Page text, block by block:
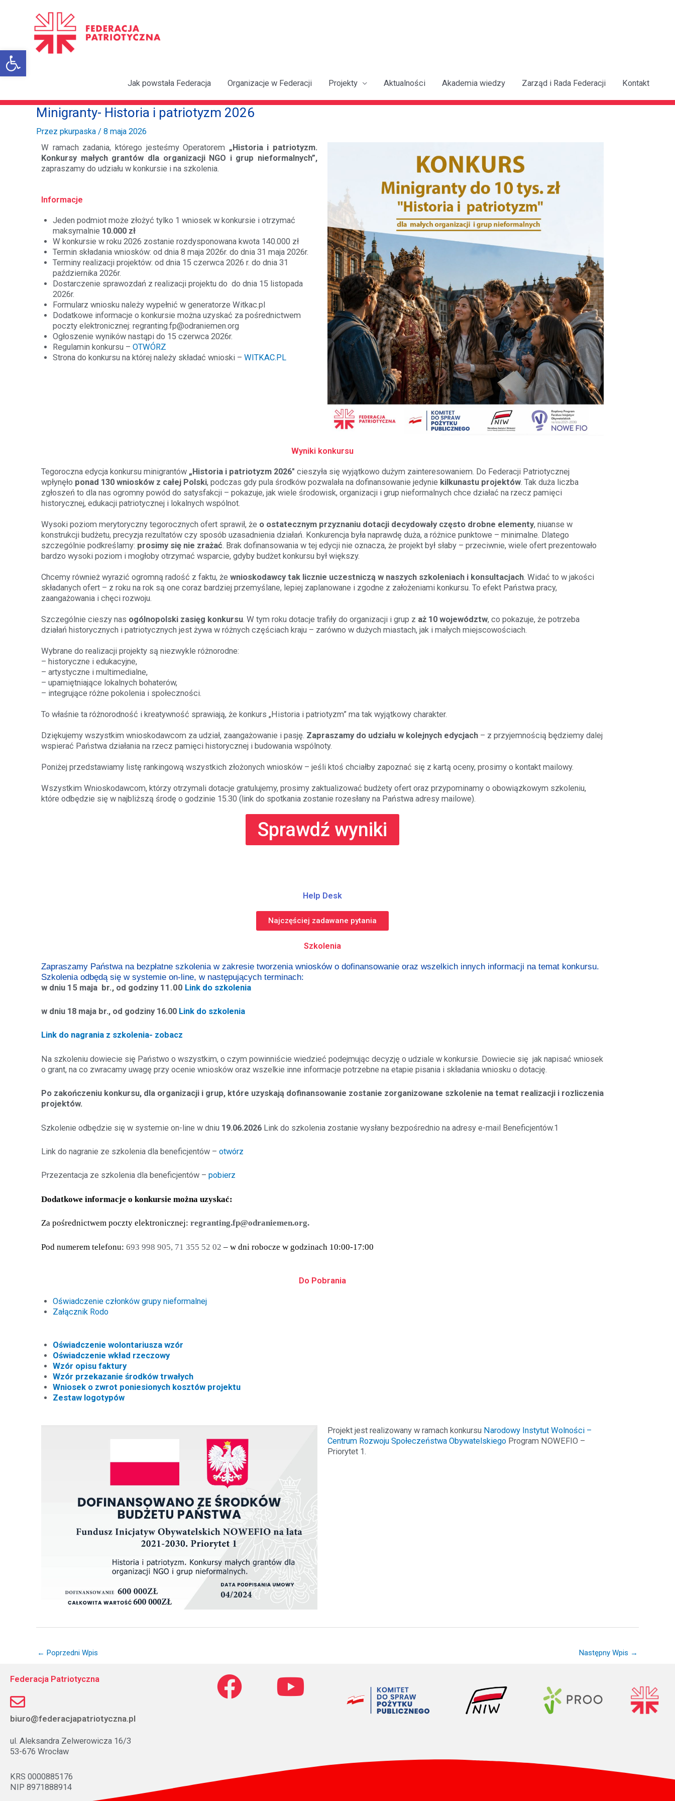
Otwórz pasek narzędzi
Jak powstała Federacja Organizacje w Federacji Projekty Aktualności Akademia wiedzy Zarząd i Rada Federacji Kontakt
Minigranty- Historia i patriotyzm 2026
Przez pkurpaska / 8 maja 2026
W ramach zadania, którego jesteśmy Operatorem „Historia i patriotyzm.
Konkursy małych grantów dla organizacji NGO i grup nieformalnych”,
zapraszamy do udziału w konkursie i na szkolenia.
Informacje
Jeden podmiot może złożyć tylko 1 wniosek w konkursie i otrzymać
maksymalnie 10.000 zł
W konkursie w roku 2026 zostanie rozdysponowana kwota 140.000 zł
Termin składania wniosków: od dnia 8 maja 2026r. do dnia 31 maja 2026r.
Terminy realizacji projektów: od dnia 15 czerwca 2026 r. do dnia 31
października 2026r.
Dostarczenie sprawozdań z realizacji projektu do do dnia 15 listopada
2026r.
Formularz wniosku należy wypełnić w generatorze Witkac.pl
Dodatkowe informacje o konkursie można uzyskać za pośrednictwem
poczty elektronicznej: regranting.fp@odraniemen.org
Ogłoszenie wyników nastąpi do 15 czerwca 2026r.
Regulamin konkursu – OTWÓRZ
Strona do konkursu na której należy składać wnioski – WITKAC.PL
Wyniki konkursu
Tegoroczna edycja konkursu minigrantów „Historia i patriotyzm 2026″ cieszyła się wyjątkowo dużym zainteresowaniem. Do Federacji Patriotycznej
wpłynęło ponad 130 wniosków z całej Polski, podczas gdy pula środków pozwalała na dofinansowanie jedynie kilkunastu projektów. Tak duża liczba
zgłoszeń to dla nas ogromny powód do satysfakcji – pokazuje, jak wiele środowisk, organizacji i grup nieformalnych chce działać na rzecz pamięci
historycznej, edukacji patriotycznej i lokalnych wspólnot.
Wysoki poziom merytoryczny tegorocznych ofert sprawił, że o ostatecznym przyznaniu dotacji decydowały często drobne elementy, niuanse w
konstrukcji budżetu, precyzja rezultatów czy sposób uzasadnienia działań. Konkurencja była naprawdę duża, a różnice punktowe – minimalne. Dlatego
szczególnie podkreślamy: prosimy się nie zrażać. Brak dofinansowania w tej edycji nie oznacza, że projekt był słaby – przeciwnie, wiele ofert prezentowało
bardzo wysoki poziom i mogłoby otrzymać wsparcie, gdyby budżet konkursu był większy.
Chcemy również wyrazić ogromną radość z faktu, że wnioskodawcy tak licznie uczestniczą w naszych szkoleniach i konsultacjach. Widać to w jakości
składanych ofert – z roku na rok są one coraz bardziej przemyślane, lepiej zaplanowane i zgodne z założeniami konkursu. To efekt Państwa pracy,
zaangażowania i chęci rozwoju.
Szczególnie cieszy nas ogólnopolski zasięg konkursu. W tym roku dotacje trafiły do organizacji i grup z aż 10 województw, co pokazuje, że potrzeba
działań historycznych i patriotycznych jest żywa w różnych częściach kraju – zarówno w dużych miastach, jak i małych miejscowościach.
Wybrane do realizacji projekty są niezwykle różnorodne:
– historyczne i edukacyjne,
– artystyczne i multimedialne,
– upamiętniające lokalnych bohaterów,
– integrujące różne pokolenia i społeczności.
To właśnie ta różnorodność i kreatywność sprawiają, że konkurs „Historia i patriotyzm” ma tak wyjątkowy charakter.
Dziękujemy wszystkim wnioskodawcom za udział, zaangażowanie i pasję. Zapraszamy do udziału w kolejnych edycjach – z przyjemnością będziemy dalej
wspierać Państwa działania na rzecz pamięci historycznej i budowania wspólnoty.
Poniżej przedstawiamy listę rankingową wszystkich złożonych wniosków – jeśli ktoś chciałby zapoznać się z kartą oceny, prosimy o kontakt mailowy.
Wszystkim Wnioskodawcom, którzy otrzymali dotacje gratulujemy, prosimy zaktualizować budżety ofert oraz przypominamy o obowiązkowym szkoleniu,
które odbędzie się w najbliższą środę o godzinie 15.30 (link do spotkania zostanie rozesłany na Państwa adresy mailowe).
Sprawdź wyniki
Help Desk
Najczęściej zadawane pytania
Szkolenia
Zapraszamy Państwa na bezpłatne szkolenia w zakresie tworzenia wniosków o dofinansowanie oraz wszelkich innych informacji na temat konkursu.
Szkolenia odbędą się w systemie on-line, w następujących terminach:
w dniu 15 maja br., od godziny 11.00 Link do szkolenia
w dniu 18 maja br., od godziny 16.00 Link do szkolenia
Link do nagrania z szkolenia- zobacz
Na szkoleniu dowiecie się Państwo o wszystkim, o czym powinniście wiedzieć podejmując decyzję o udziale w konkursie. Dowiecie się jak napisać wniosek
o grant, na co zwracamy uwagę przy ocenie wniosków oraz wszelkie inne informacje potrzebne na etapie pisania i składania wniosku o dotację.
Po zakończeniu konkursu, dla organizacji i grup, które uzyskają dofinansowanie zostanie zorganizowane szkolenie na temat realizacji i rozliczenia
projektów.
Szkolenie odbędzie się w systemie on-line w dniu 19.06.2026 Link do szkolenia zostanie wysłany bezpośrednio na adresy e-mail Beneficjentów.1
Link do nagranie ze szkolenia dla beneficjentów – otwórz
Przezentacja ze szkolenia dla beneficjentów – pobierz
Dodatkowe informacje o konkursie można uzyskać:
Za pośrednictwem poczty elektronicznej: regranting.fp@odraniemen.org.
Pod numerem telefonu: 693 998 905, 71 355 52 02 – w dni robocze w godzinach 10:00-17:00
Do Pobrania
Oświadczenie członków grupy nieformalnej
Załącznik Rodo
Oświadczenie wolontariusza wzór
Oświadczenie wkład rzeczowy
Wzór opisu faktury
Wzór przekazanie środków trwałych
Wniosek o zwrot poniesionych kosztów projektu
Zestaw logotypów
Projekt jest realizowany w ramach konkursu Narodowy Instytut Wolności –
Centrum Rozwoju Społeczeństwa Obywatelskiego Program NOWEFIO –
Priorytet 1.
← Poprzedni Wpis Następny Wpis →
Federacja Patriotyczna
biuro@federacjapatriotyczna.pl
ul. Aleksandra Zelwerowicza 16/3
53-676 Wrocław
KRS 0000885176
NIP 8971888914